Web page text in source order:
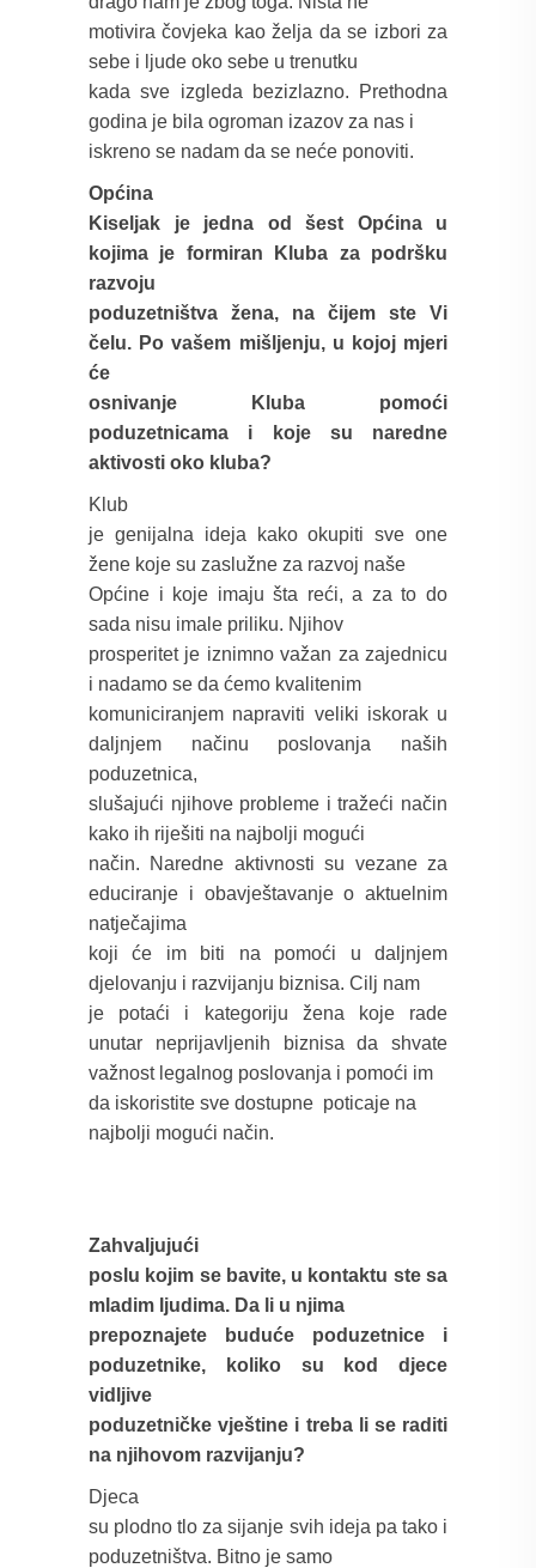
motivira čovjeka kao želja da se izbori za
sebe i ljude oko sebe u trenutku
kada sve izgleda bezizlazno. Prethodna
godina je bila ogroman izazov za nas i
iskreno se nadam da se neće ponoviti.
Općina
Kiseljak je jedna od šest Općina u
kojima je formiran Kluba za podršku
razvoju
poduzetništva žena, na čijem ste Vi
čelu. Po vašem mišljenju, u kojoj mjeri
će
osnivanje Kluba pomoći
poduzetnicama i koje su naredne
aktivosti oko kluba?
Klub
je genijalna ideja kako okupiti sve one
žene koje su zaslužne za razvoj naše
Općine i koje imaju šta reći, a za to do
sada nisu imale priliku. Njihov
prosperitet je iznimno važan za zajednicu
i nadamo se da ćemo kvalitenim
komuniciranjem napraviti veliki iskorak u
daljnjem načinu poslovanja naših
poduzetnica,
slušajući njihove probleme i tražeći način
kako ih riješiti na najbolji mogući
način. Naredne aktivnosti su vezane za
educiranje i obavještavanje o aktuelnim
natječajima
koji će im biti na pomoći u daljnjem
djelovanju i razvijanju biznisa. Cilj nam
je potaći i kategoriju žena koje rade
unutar
neprijavljenih biznisa da shvate
važnost legalnog poslovanja i pomoći im
da iskoristite sve dostupne poticaje na
najbolji mogući način.
Zahvaljujući
poslu kojim se bavite, u kontaktu ste sa
mladim ljudima. Da li u njima
prepoznajete buduće poduzetnice i
poduzetnike, koliko su kod djece
vidljive
poduzetničke vještine i treba li se raditi
na njihovom razvijanju?
Djeca
su plodno tlo za sijanje svih ideja pa tako i
poduzetništva. Bitno je samo